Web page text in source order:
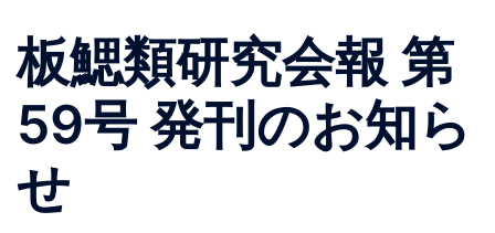
板鰓類研究会報 第
59号 発刊のお知ら
せ